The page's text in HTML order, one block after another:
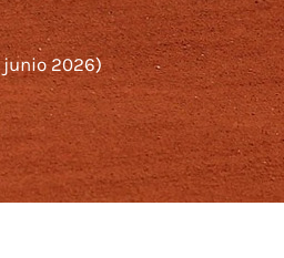
junio 2026)